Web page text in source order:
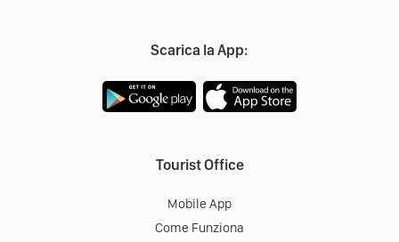
Scarica la App:
Tourist Office
Mobile App
Come Funziona